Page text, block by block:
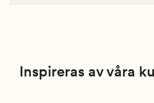
Inspireras av våra